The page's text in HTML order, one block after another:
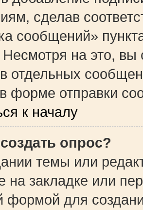
сделав
сообщений»
Несмотря на это,
отдельных
в форме отправки
к началу
опрос?
темы или
на закладке или
формой для